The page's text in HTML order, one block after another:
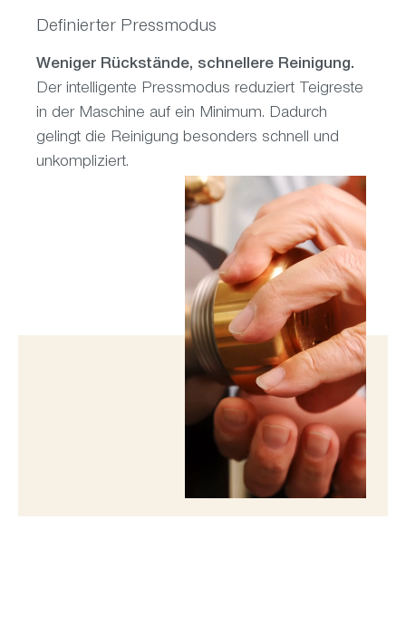
Definierter Pressmodus
Weniger Rückstände, schnellere Reinigung.
Der intelligente Pressmodus reduziert Teigreste
in der Maschine auf ein Minimum. Dadurch
gelingt die Reinigung besonders schnell und
unkompliziert.